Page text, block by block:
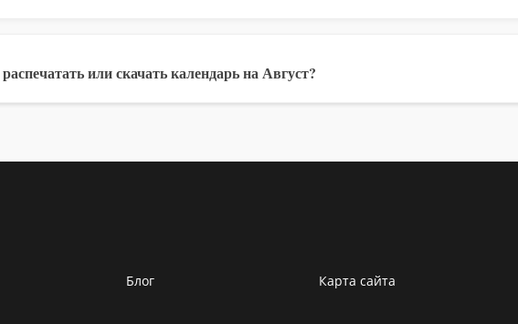
или скачать календарь на Август?
Блог Карта сайта